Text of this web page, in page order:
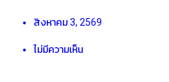
สิงหาคม 3, 2569
ไม่มีความเห็น